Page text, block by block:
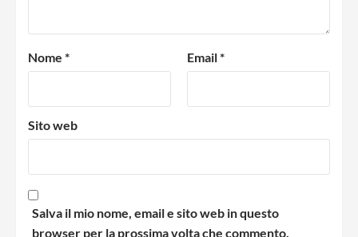
Nome * Email*
Sito web
Salva il mio nome, email e sito web in questo
browser per la prossima volta che commento.